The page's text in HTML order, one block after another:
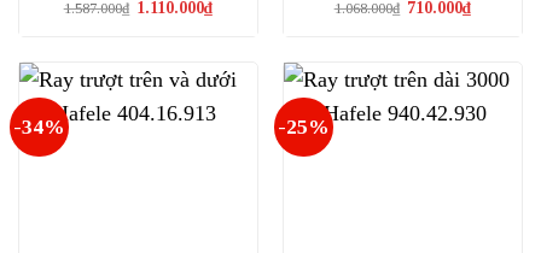
1.587.000₫ Giá
1.110.000₫Giá
hiện
1.068.000₫ Giá
710.000₫Giá
hiện
-34% -25%